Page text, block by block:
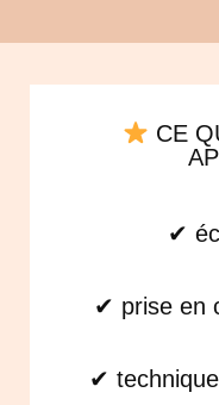
CE
✔
✔ prise en
✔